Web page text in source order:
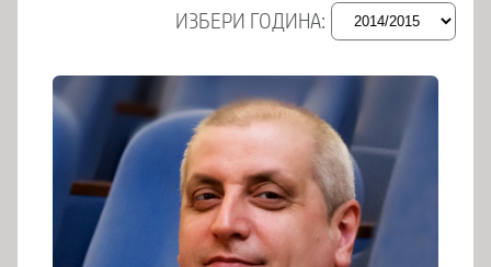
ИЗБЕРИ ГОДИНА: